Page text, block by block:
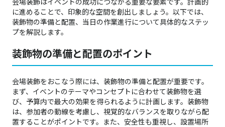
会場装飾はイベントの成功につながる重要な要素です。計画的
に進めることで、印象的な空間を創出しましょう。以下では、
装飾物の準備と配置、当日の作業進行について具体的なステッ
プを解説します。
装飾物の準備と配置のポイント
会場装飾をおこなう際には、装飾物の準備と配置が重要です。
まず、イベントのテーマやコンセプトに合わせて装飾物を選
び、予算内で最大の効果を得られるように計画します。装飾物
は、参加者の動線を考慮し、視覚的なバランスを取りながら配
置することがポイントです。また、安全性も重視し、設置場所